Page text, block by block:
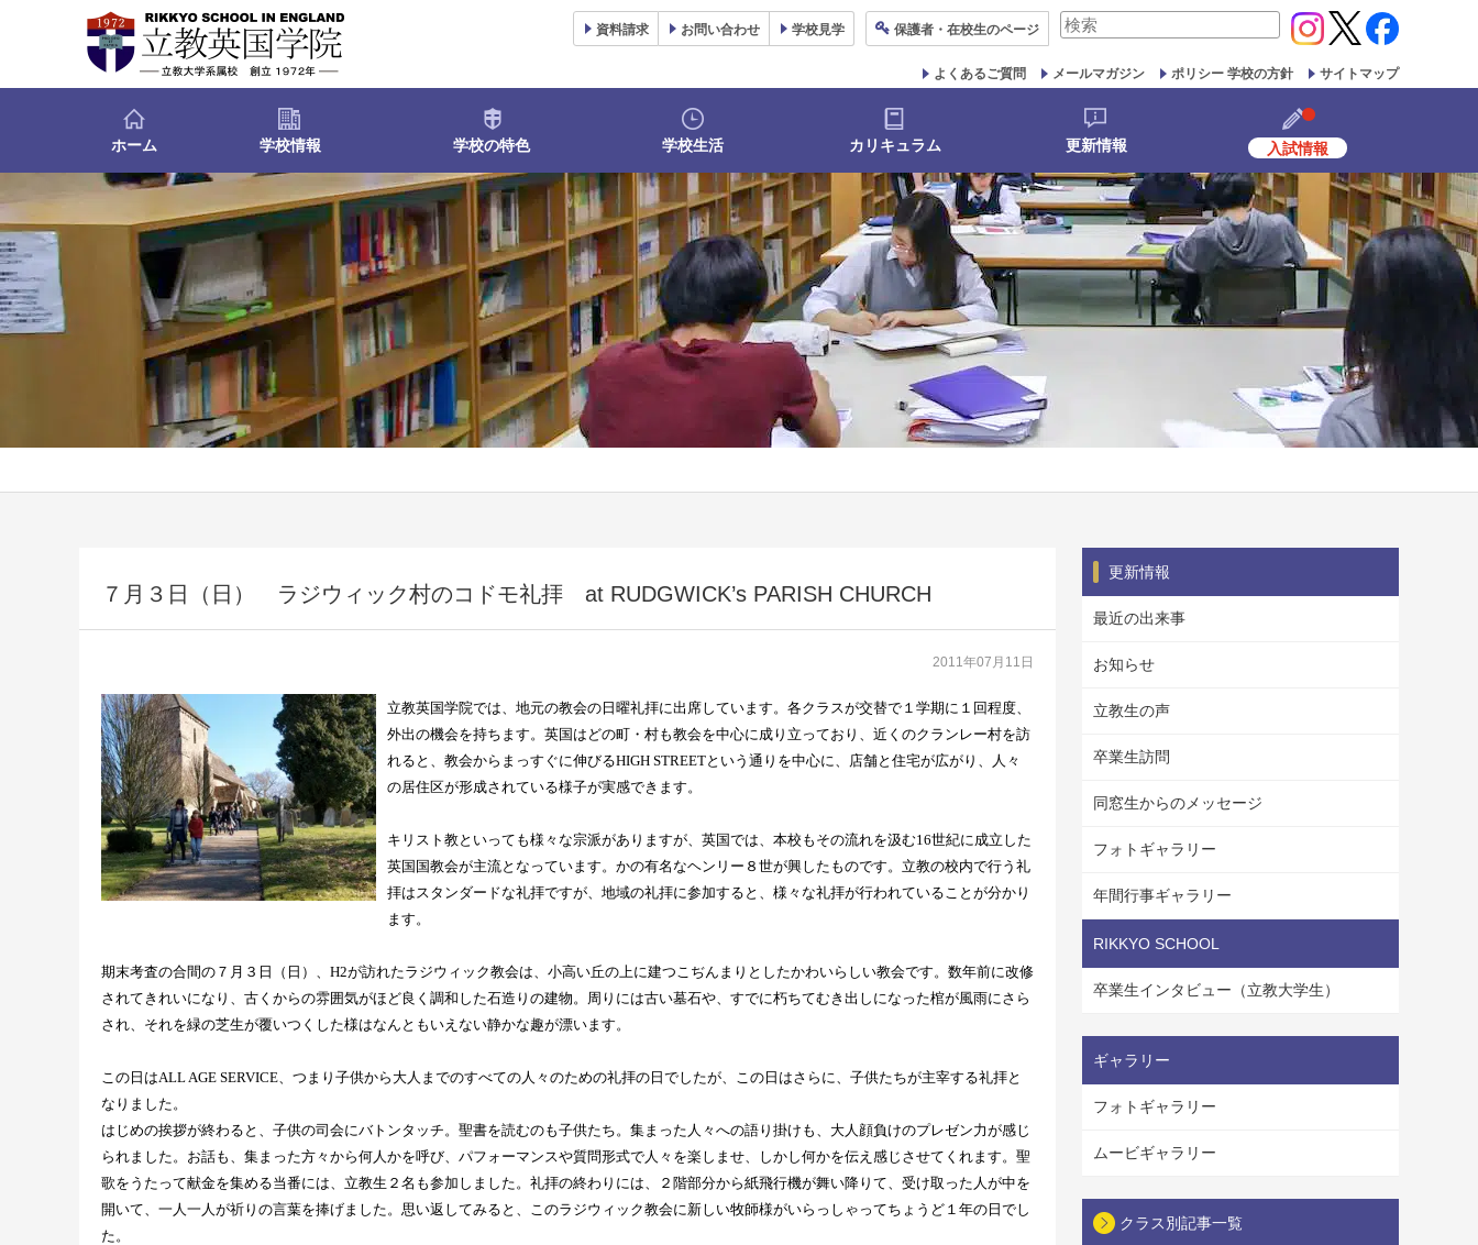
資料請求 お問い合わせ 学校見学 保護者 ・在校生のページ
検
対
象:
よくあるご質問 メールマガジン ポリシー 学校の方針 サイトマップ
ホーム 学校情報 学校の特色 学校生活 カリキュラム 更新情報 入試情報
７月３日（日） ラジウィック村のコドモ礼拝 at RUDGWICK’s PARISH CHURCH
2011年07月11日
立教英国学院では、地元の教会の日曜礼拝に出席しています。各クラスが交替で１学期に１回程度、
外出の機会を持ちます。英国はどの町・村も教会を中心に成り立っており、近くのクランレー村を訪
れると、教会からまっすぐに伸びるHIGH STREETという通りを中心に、店舗と住宅が広がり、人々
の居住区が形成されている様子が実感できます。
キリスト教といっても様々な宗派がありますが、英国では、本校もその流れを汲む16世紀に成立した
英国国教会が主流となっています。かの有名なヘンリー８世が興したものです。立教の校内で行う礼
拝はスタンダードな礼拝ですが、地域の礼拝に参加すると、様々な礼拝が行われていることが分かり
ます。
期末考査の合間の７月３日（日）、 H2が訪れたラジウィック教会は、小高い丘の上に建つこぢんまりとしたかわいらしい教会です。数年前に改修
されてきれいになり、古くからの雰囲気がほど良く調和した石造りの建物。周りには古い墓石や、すでに朽ちてむき出しになった棺が風雨にさら
され、それを緑の芝生が覆いつくした様はなんともいえない静かな趣が漂います。
この日はALL AGE SERVICE、つまり子供から大人までのすべての人々のための礼拝の日でしたが、この日はさらに、子供たちが主宰する礼拝と
なりました。
はじめの挨拶が終わると、子供の司会にバトンタッチ。聖書を読むのも子供たち。集まった人々への語り掛けも、大人顔負けのプレゼン力が感じ
られました。お話も、集まった方々から何人かを呼び、パフォーマンスや質問形式で人々を楽しませ、しかし何かを伝え感じさせてくれます。聖
歌をうたって献金を集める当番には、立教生２名も参加しました。礼拝の終わりには、２階部分から紙飛行機が舞い降りて、受け取った人が中を
開いて、一人一人が祈りの言葉を捧げました。思い返してみると、このラジウィック教会に新しい牧師様がいらっしゃってちょうど１年の日でし
た。
更新情報
最近の出来事
お知らせ
立教生の声
卒業生訪問
同窓生からのメッセージ
フォトギャラリー
年間行事ギャラリー
RIKKYO SCHOOL
卒業生インタビュー（立教大学生）
ギャラリー
フォトギャラリー
ムービギャラリー
クラス別記事一覧